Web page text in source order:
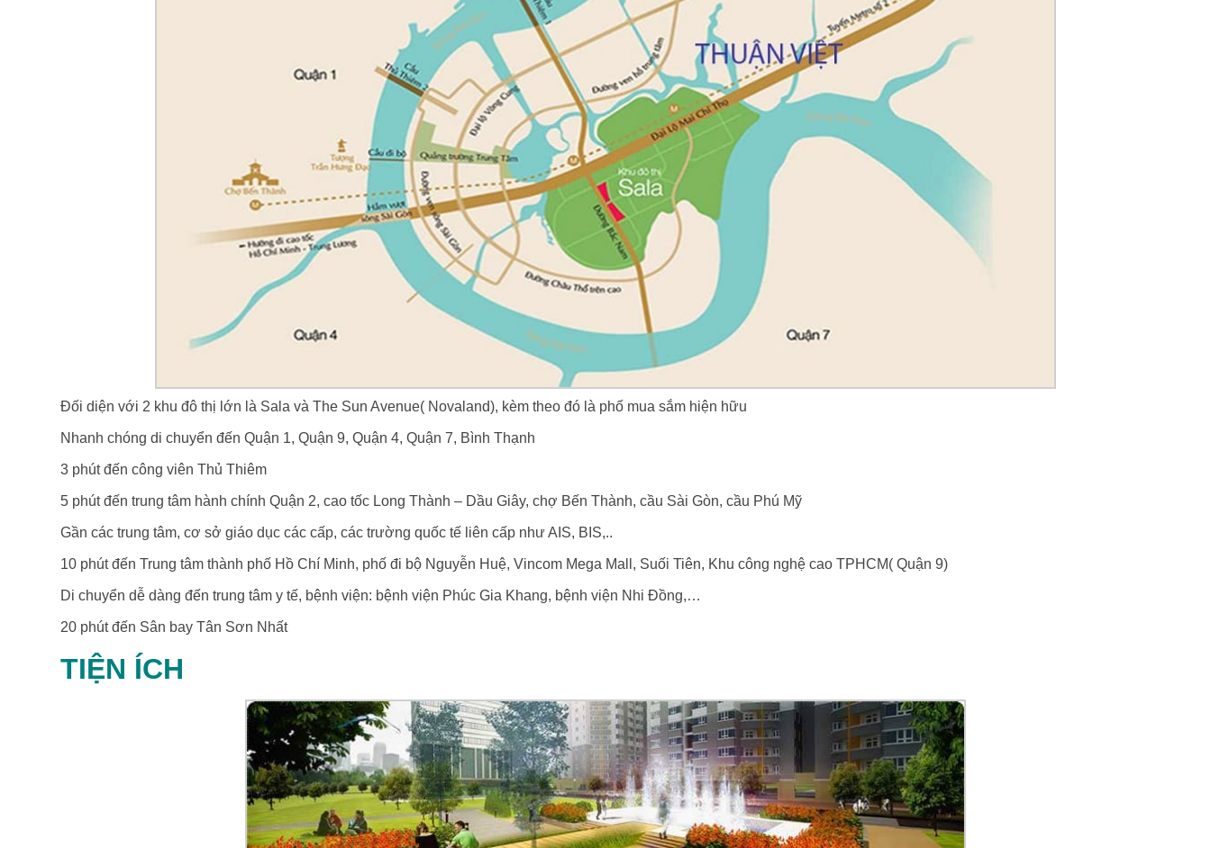
Đối diện với 2 khu đô thị lớn là Sala và The Sun Avenue( Novaland), kèm theo đó là phố mua sắm hiện hữu
Nhanh chóng di chuyển đến Quận 1, Quận 9, Quận 4, Quận 7, Bình Thạnh
3 phút đến công viên Thủ Thiêm
5 phút đến trung tâm hành chính Quận 2, cao tốc Long Thành – Dầu Giây, chợ Bến Thành, cầu Sài Gòn, cầu Phú Mỹ
Gần các trung tâm, cơ sở giáo dục các cấp, các trường quốc tế liên cấp như AIS, BIS,..
10 phút đến Trung tâm thành phố Hồ Chí Minh, phố đi bộ Nguyễn Huệ, Vincom Mega Mall, Suối Tiên, Khu công nghệ cao TPHCM( Quận 9)
Di chuyển dễ dàng đến trung tâm y tế, bệnh viện: bệnh viện Phúc Gia Khang, bệnh viện Nhi Đồng,…
20 phút đến Sân bay Tân Sơn Nhất
TIỆN ÍCH